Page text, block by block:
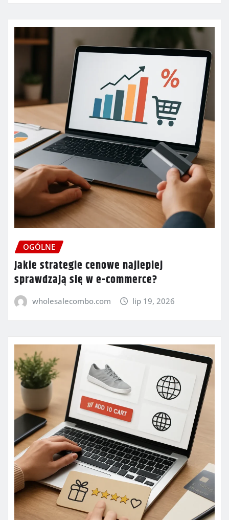
OGÓLNE
Jakie strategie cenowe najlepiej
sprawdzają się w e-commerce?
wholesalecombo.com lip 19, 2026